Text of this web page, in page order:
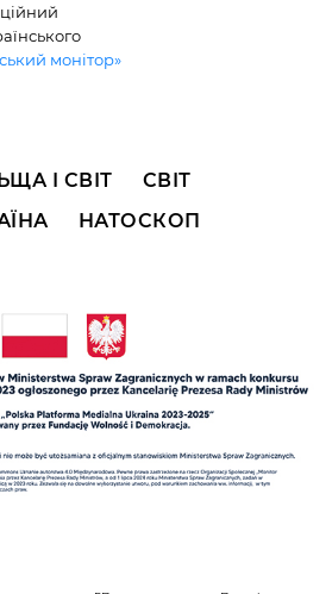
монітор»
І СВІТ
СВІТ
НАТОСКОП